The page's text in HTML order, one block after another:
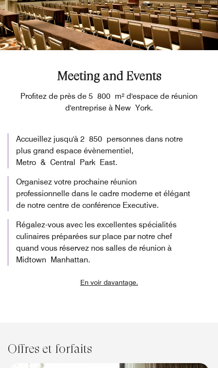
Meeting and Events
Profitez de près de 5 800 m² d'espace de réunion
d'entreprise à New York.
Accueillez jusqu'à 2 850 personnes dans notre
plus grand espace évènementiel,
Metro & Central Park East.
Organisez votre prochaine réunion
professionnelle dans le cadre moderne et élégant
de notre centre de conférence Executive.
Régalez-vous avec les excellentes spécialités
culinaires préparées sur place par notre chef
quand vous réservez nos salles de réunion à
Midtown Manhattan.
En voir davantage.
Offres et forfaits